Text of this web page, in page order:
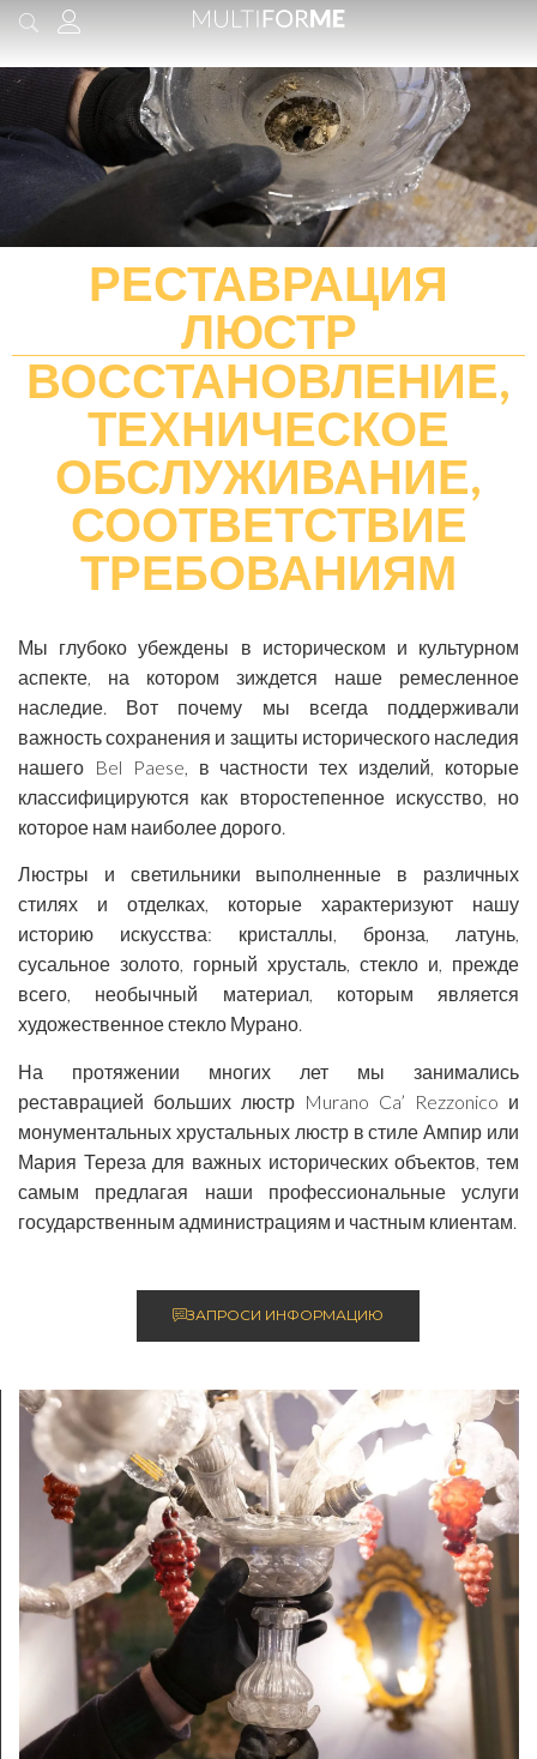
содержимому
ВОССТАНОВЛЕНИЕ,
ТЕХНИЧЕСКОЕ
ОБСЛУЖИВАНИЕ,
СООТВЕТСТВИЕ
ТРЕБОВАНИЯМ
РЕСТАВРАЦИЯ
ЛЮСТР
Мы глубоко убеждены в историческом и культурном
аспекте, на котором зиждется наше ремесленное
наследие. Вот почему мы всегда поддерживали
важность сохранения и защиты исторического наследия
нашего Bel Paese, в частности тех изделий, которые
классифицируются как второстепенное искусство, но
которое нам наиболее дорого.
Люстры и светильники выполненные в различных
стилях и отделках, которые характеризуют нашу
историю искусства: кристаллы, бронза, латунь,
сусальное золото, горный хрусталь, стекло и, прежде
всего, необычный материал, которым является
художественное стекло Мурано.
На протяжении многих лет мы занимались
реставрацией больших люстр Murano Ca’ Rezzonico и
монументальных хрустальных люстр в стиле Ампир или
Мария Тереза для важных исторических объектов, тем
самым предлагая наши профессиональные услуги
государственным администрациям и частным клиентам.
ЗАПРОСИ ИНФОРМАЦИЮ